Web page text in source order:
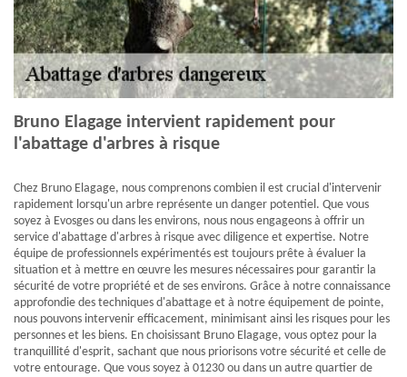
Bruno Elagage intervient rapidement pour
l'abattage d'arbres à risque
Chez Bruno Elagage, nous comprenons combien il est crucial d'intervenir
rapidement lorsqu'un arbre représente un danger potentiel. Que vous
soyez à Evosges ou dans les environs, nous nous engageons à offrir un
service d'abattage d'arbres à risque avec diligence et expertise. Notre
équipe de professionnels expérimentés est toujours prête à évaluer la
situation et à mettre en œuvre les mesures nécessaires pour garantir la
sécurité de votre propriété et de ses environs. Grâce à notre connaissance
approfondie des techniques d'abattage et à notre équipement de pointe,
nous pouvons intervenir efficacement, minimisant ainsi les risques pour les
personnes et les biens. En choisissant Bruno Elagage, vous optez pour la
tranquillité d'esprit, sachant que nous priorisons votre sécurité et celle de
votre entourage. Que vous soyez à 01230 ou dans un autre quartier de